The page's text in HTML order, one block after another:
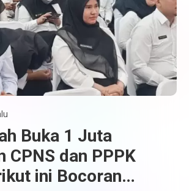
Buka 1 Juta
CPNS dan PPPK
ini Bocoran